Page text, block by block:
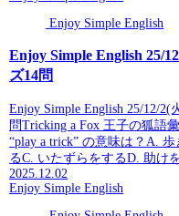
Enjoy Simple English
Enjoy Simple English 25/
ズ14問
Enjoy Simple English 25/12/2(
問Tricking a Fox 王子の狐語
“play a trick” の意味は？A.
るC. いたずらをするD. 助け
2025.12.02
Enjoy Simple English